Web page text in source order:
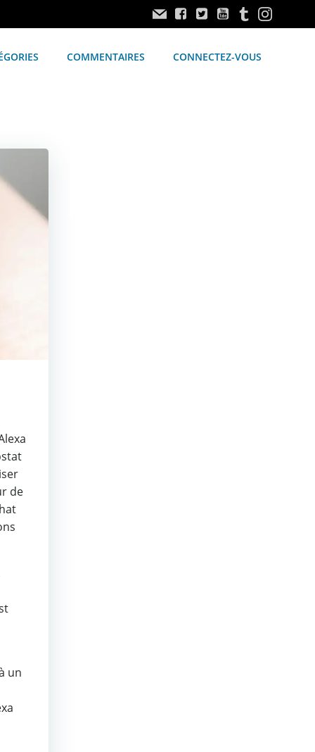
COMMENTAIRES CONNECTEZ-VOUS
de
un